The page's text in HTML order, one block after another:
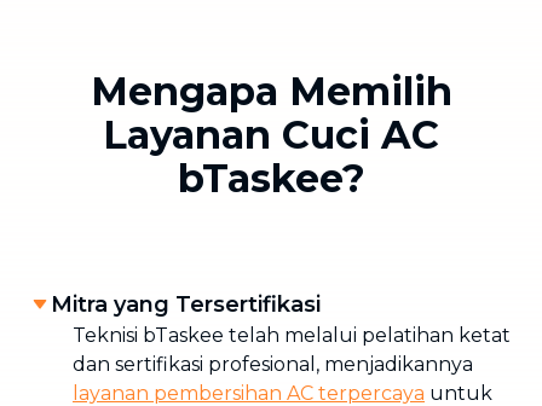
Mengapa Memilih
Layanan Cuci AC
bTaskee?
Mitra yang Tersertifikasi
Teknisi bTaskee telah melalui pelatihan ketat
dan sertifikasi profesional, menjadikannya
layanan pembersihan AC terpercaya untuk